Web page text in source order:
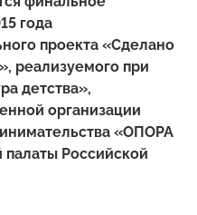
года
проекта «Сделано
реализуемого при
детства»,
организации
«ОПОРА
Российской